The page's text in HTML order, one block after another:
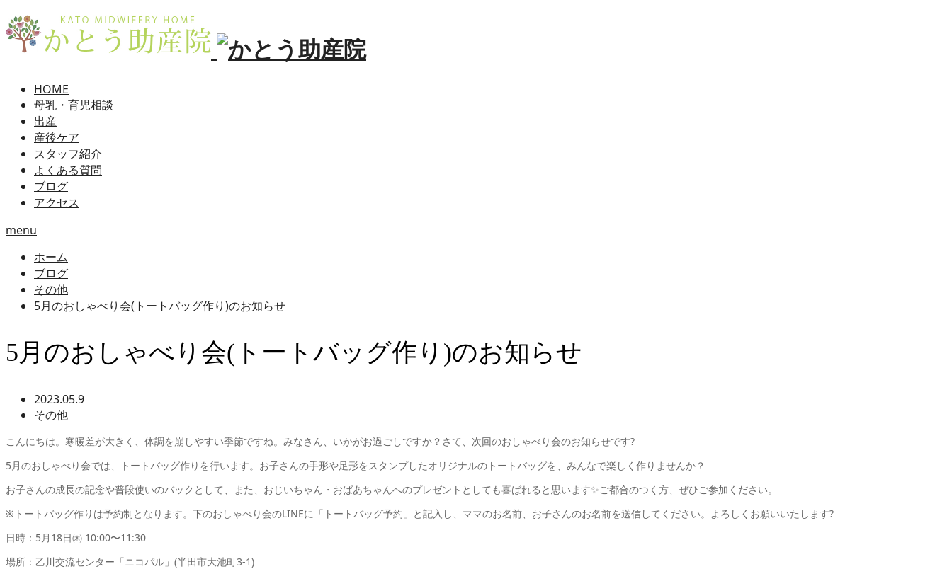
HOME
母乳・育児相談
出産
産後ケア
スタッフ紹介
よくある質問
ブログ
アクセス
menu
ホーム
ブログ
その他
5月のおしゃべり会(トートバッグ作り)のお知らせ
5月のおしゃべり会(トートバッグ作り)のお知らせ
2023.05.9
その他
こんにちは。寒暖差が大きく、体調を崩しやすい季節ですね。みなさん、いかがお過ごしですか？さて、次回のおしゃべり会のお知らせです?
5月のおしゃべり会では、トートバッグ作りを行います。お子さんの手形や足形をスタンプしたオリジナルのトートバッグを、みんなで楽しく作りませんか？
お子さんの成長の記念や普段使いのバックとして、また、おじいちゃん・おばあちゃんへのプレゼントとしても喜ばれると思います✨ご都合のつく方、ぜひご参加ください。
※トートバッグ作りは予約制となります。下のおしゃべり会のLINEに「トートバッグ予約」と記入し、ママのお名前、お子さんのお名前を送信してください。よろしくお願いいたします?
日時：5月18日㈭ 10:00〜11:30
場所：乙川交流センター「ニコパル」(半田市大池町3-1)